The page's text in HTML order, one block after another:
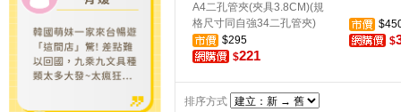
A4二孔管夾(夾具3.8CM)(規
格尺寸同自強34二孔管夾)
$295
$221
$
排序方式